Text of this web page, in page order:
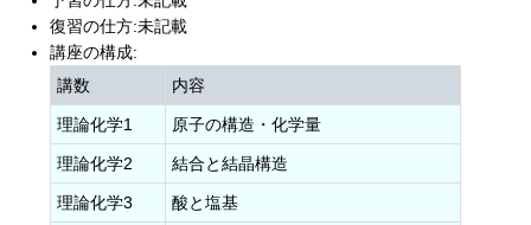
復習の仕方:未記載
講座の構成:
講数
内容
理論化学1 原子の構造・化学量
理論化学2 結合と結晶構造
理論化学3 酸と塩基